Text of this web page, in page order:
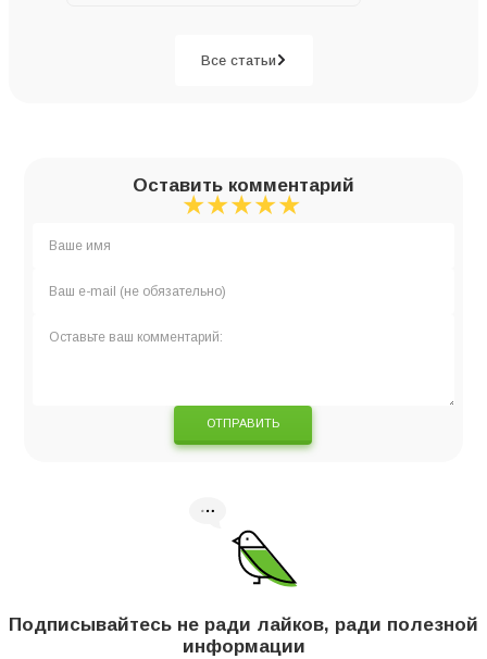
Все статьи
Оставить комментарий
★
★★
★★★
★★★★
★★★★★
ОТПРАВИТЬ
Подписывайтесь не ради лайков, ради полезной
информации